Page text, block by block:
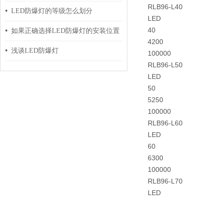
LED防爆灯的等级怎么划分
如果正确选择LED防爆灯的安装位置
浅谈LED防爆灯
RLB96-L40
LED
40
4200
100000
RLB96-L50
LED
50
5250
100000
RLB96-L60
LED
60
6300
100000
RLB96-L70
LED